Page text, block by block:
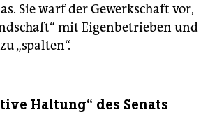
Sie warf der Gewerkschaft vor,
mit Eigenbetrieben und
„spalten“.
Haltung“ des Senats